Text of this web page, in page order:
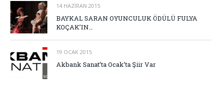
14 HAZIRAN 2015
BAYKAL SARAN OYUNCULUK ÖDÜLÜ FULYA
KOÇAK’IN…
19 OCAK 2015
Akbank Sanat’ta Ocak’ta Şiir Var